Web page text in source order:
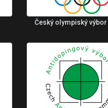
Český olympiský výbor